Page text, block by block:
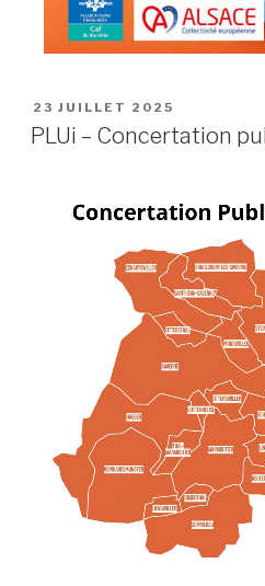
23 JUILLET 2025
PLUi – Concertation